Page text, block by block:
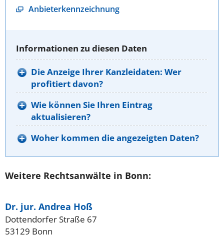
Anbieterkennzeichnung
Informationen zu diesen Daten
Die Anzeige Ihrer Kanzleidaten: Wer
profitiert davon?
Wie können Sie Ihren Eintrag
aktualisieren?
Woher kommen die angezeigten Daten?
Weitere Rechtsanwälte in Bonn:
Dr. jur. Andrea Hoß
Dottendorfer Straße 67
53129 Bonn